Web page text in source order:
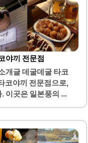
.타코야끼 제작소는
나며, 많은 사람들이
. 매장 내부는 아늑하
환경을 제공합니다.
더욱 기분 좋은 경험
시간이 짧고, 신속한
도 간편하게 방문할
야끼 전문점
개글 데굴데굴 타코
코야끼 전문점으로,
이곳은 일본풍의 아
감을 자랑합니다.특
타코야끼는 많은 이